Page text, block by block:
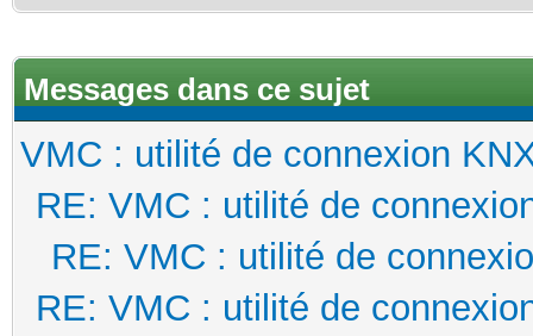
Messages dans ce sujet
VMC : utilité de connexion
RE: VMC : utilité de
RE: VMC : utilité de
RE: VMC : utilité de